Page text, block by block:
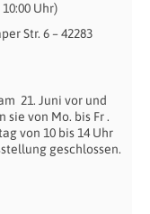
Uhr)
Str. 6 – 42283
21. Juni vor und
sie von Mo. bis Fr .
von 10 bis 14 Uhr
geschlossen.